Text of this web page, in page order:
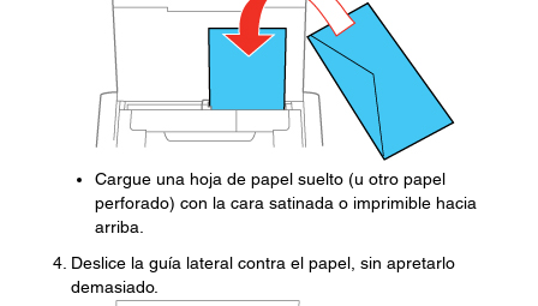
Cargue una hoja de papel suelto (u otro papel
perforado) con la cara satinada o imprimible hacia
arriba.
Deslice la guía lateral contra el papel, sin apretarlo
demasiado.